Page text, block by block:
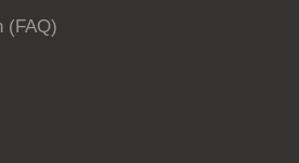
(FAQ)